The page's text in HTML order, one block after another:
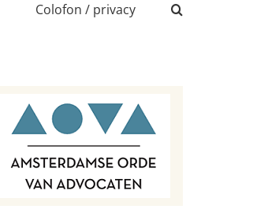
Colofon / privacy